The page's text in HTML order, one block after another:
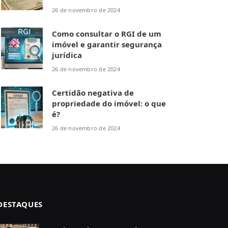
26 de novembro de 2024
Como consultar o RGI de um
imóvel e garantir segurança
jurídica
26 de novembro de 2024
Certidão negativa de
propriedade do imóvel: o que
é?
26 de novembro de 2024